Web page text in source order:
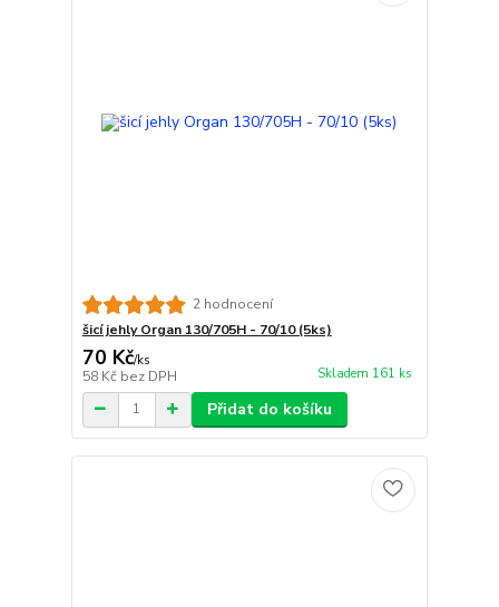
2 hodnocení
šicí jehly Organ 130/705H - 70/10 (5ks)
70 Kč/ks
58 Kč bez DPH Skladem 161 ks
Přidat do košíku